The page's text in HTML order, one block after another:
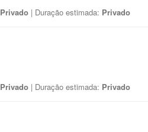
Privado | Duração estimada: Privado
Privado | Duração estimada: Privado